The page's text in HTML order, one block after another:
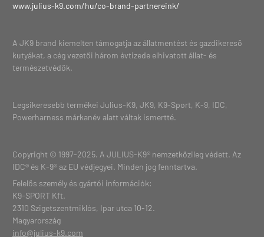
www.julius-k9.com/hu/co-brand-partnereink/
A JK9 brand kiemelten támogatja az állatmentést és gazdikereső
kutyákat, a cég vezetői három évtizede elhivatott állat- és
természetvédők.
Legsikeresebb termékei Julius-K9, JK9, K9-Sport, K-9, IDC,
Powerharness márkanév alatt váltak ismertté.
Copyright © 1997-2025. A JULIUS-K9® nemzetközileg védett. Az
IDC® és K-9® az EU védjegyei. Minden jog fenntartva.
Felelős személy és gyártói információk:
K9-SPORT Kft.
2310 Szigetszentmiklós, Ipar utca 10-12.
Magyarország
info@julius-k9.com